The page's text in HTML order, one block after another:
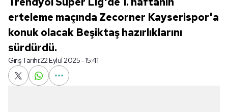
erteleme maçında Zecorner Kayserispor'a
konuk olacak Beşiktaş hazırlıklarını
sürdürdü.
Giriş Tarihi:22 Eylül 2025 - 15:41